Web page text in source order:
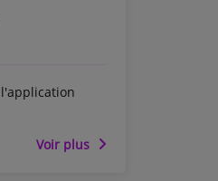
Voir plus